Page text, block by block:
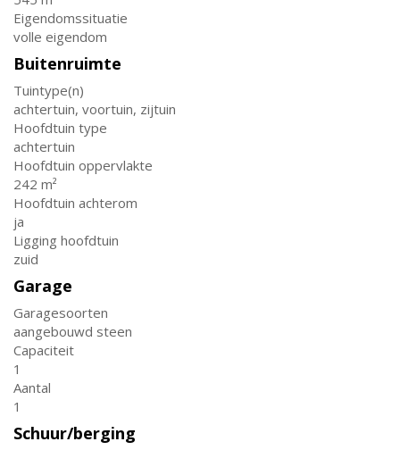
Eigendomssituatie
volle eigendom
Buitenruimte
Tuintype(n)
achtertuin, voortuin, zijtuin
Hoofdtuin type
achtertuin
Hoofdtuin oppervlakte
242 m²
Hoofdtuin achterom
ja
Ligging hoofdtuin
zuid
Garage
Garagesoorten
aangebouwd steen
Capaciteit
1
Aantal
1
Schuur/berging